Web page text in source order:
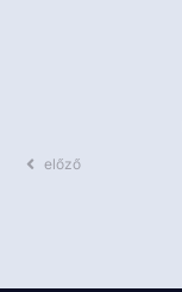
előző